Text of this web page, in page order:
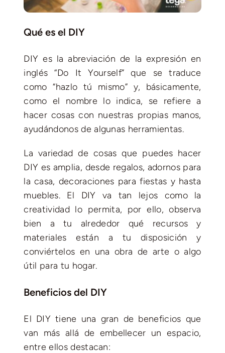
Qué es el DIY
DIY es la abreviación de la expresión en
inglés “Do It Yourself” que se traduce
como “hazlo tú mismo” y, básicamente,
como el nombre lo indica, se refiere a
hacer cosas con nuestras propias manos,
ayudándonos de algunas herramientas.
La variedad de cosas que puedes hacer
DIY es amplia, desde regalos, adornos para
la casa, decoraciones para fiestas y hasta
muebles. El DIY va tan lejos como la
creatividad lo permita, por ello, observa
bien a tu alrededor qué recursos y
materiales están a tu disposición y
conviértelos en una obra de arte o algo
útil para tu hogar.
Beneficios del DIY
El DIY tiene una gran de beneficios que
van más allá de embellecer un espacio,
entre ellos destacan: